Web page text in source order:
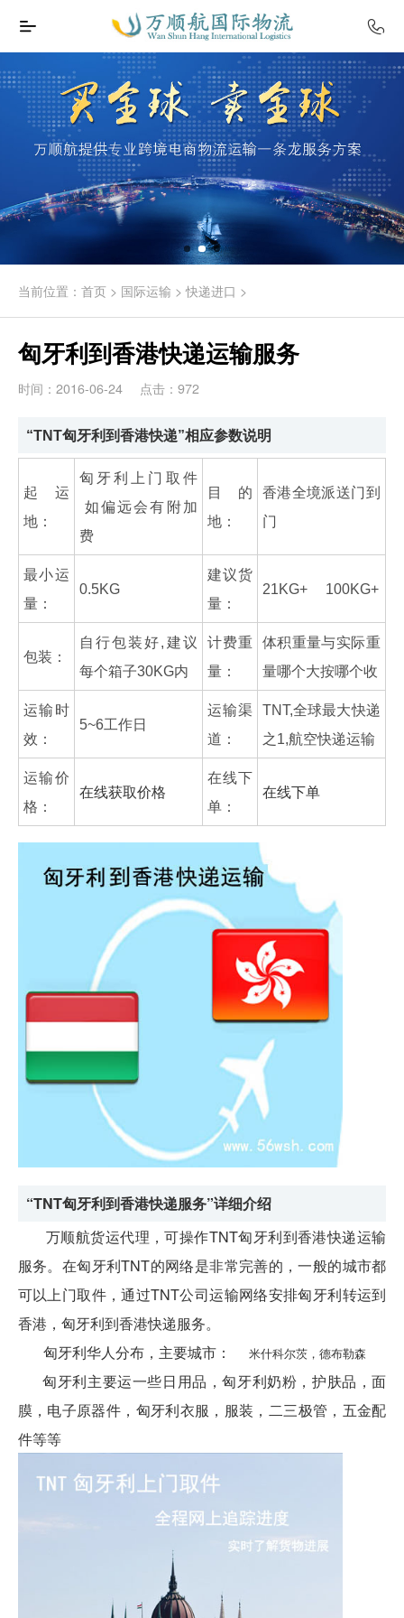
当前位置： 首页> 国际运输 >快递进口 >
匈牙利到香港快递运输服务
时间：2016-06-24 点击：972
“TNT匈牙利到香港快递”相应参数说明
起运
地：
匈牙利上门取件
如偏远会有附加
费
目的
地：
香港全境派送门到
门
最小运
量：
0.5KG
建议货
量：
21KG+ 100KG+
包装：
自行包装好,建议
每个箱子30KG内
计费重
量：
体积重量与实际重
量哪个大按哪个收
运输时
效：
5~6工作日
运输渠
道：
TNT,全球最大快递
之1,航空快递运输
运输价
格：
在线获取价格
在线下
单：
在线下单
“TNT匈牙利到香港快递服务”详细介绍
万顺航货运代理，可操作TNT匈牙利到香港快递运输
服务。在匈牙利TNT的网络是非常完善的，一般的城市都
可以上门取件，通过TNT公司运输网络安排匈牙利转运到
香港，匈牙利到香港快递服务。
匈牙利华人分布， 主要城市： 米什科尔茨，德布勒森
匈牙利主要运一些日用品，匈牙利奶粉，护肤品，面
膜，电子原器件，匈牙利衣服，服装，二三极管，五金配
件等等